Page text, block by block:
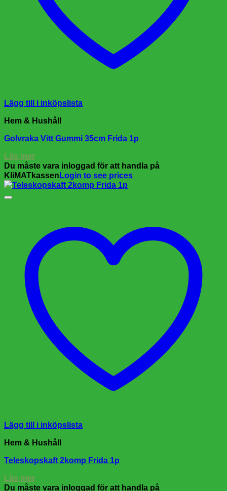
Lägg till i inköpslista
Hem & Hushåll
Golvraka Vitt Gummi 35cm Frida 1p
Läs mer
Du måste vara inloggad för att handla på
KliMATkassen Login to see prices
Lägg till i inköpslista
Hem & Hushåll
Teleskopskaft 2komp Frida 1p
Läs mer
Du måste vara inloggad för att handla på